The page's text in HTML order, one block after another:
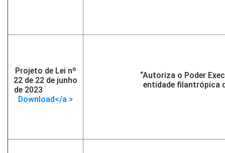
Projeto de Lei nº
22 de 22 de junho
de 2023
Download</a >
“Autoriza o Poder
entidade filantrópica